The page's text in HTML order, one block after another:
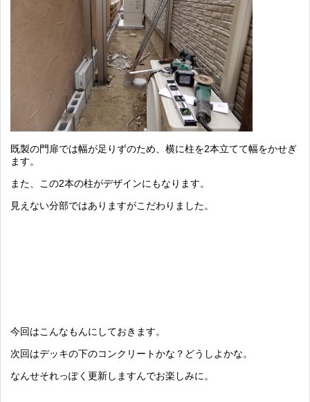
既製の門扉では幅が足りずのため、横に柱を2本立てて幅をかせぎ
ます。
また、この2本の柱がデザインにもなります。
見えない分部ではありますがこだわりました。
今回はこんなもんにしておきます。
次回はデッキの下のコンクリートかな？どうしよかな。
なんせそれっぽく更新しますんでお楽しみに。